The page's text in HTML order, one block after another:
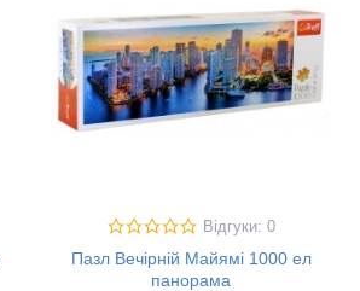
Відгуки: 0
Пазл Вечірній Майямі 1000 ел
панорама